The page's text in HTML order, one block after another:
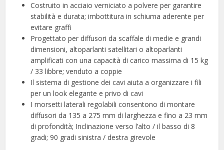
Costruito in acciaio verniciato a polvere per garantire
stabilità e durata; imbottitura in schiuma aderente per
evitare graffi
Progettato per diffusori da scaffale di medie e grandi
dimensioni, altoparlanti satellitari o altoparlanti
amplificati con una capacità di carico massima di 15 kg
/ 33 libbre; venduto a coppie
Il sistema di gestione dei cavi aiuta a organizzare i fili
per un look elegante e privo di cavi
I morsetti laterali regolabili consentono di montare
diffusori da 135 a 275 mm di larghezza e fino a 23 mm
di profondità; Inclinazione verso l’alto / il basso di 8
gradi; 90 gradi sinistra / destra girevole